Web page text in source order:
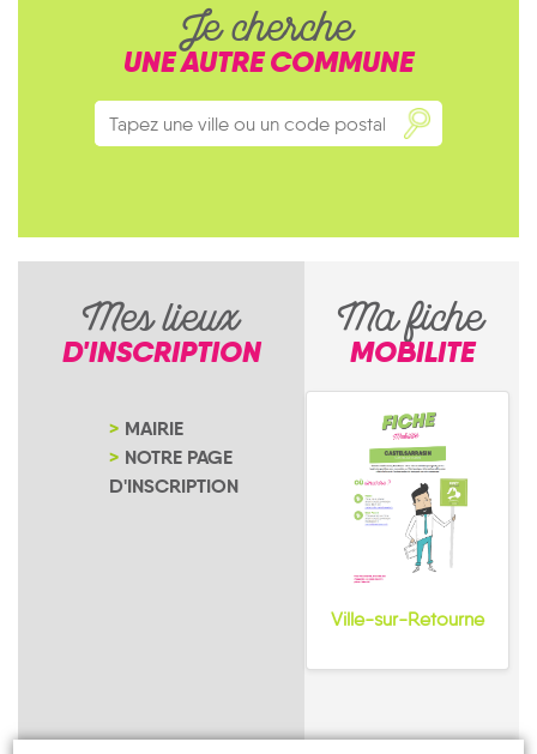
Je cherche
UNE AUTRE COMMUNE
Mes lieux
D'INSCRIPTION
MAIRIE
NOTRE PAGE
D'INSCRIPTION
Ma fiche
MOBILITE
Ville-sur-Retourne